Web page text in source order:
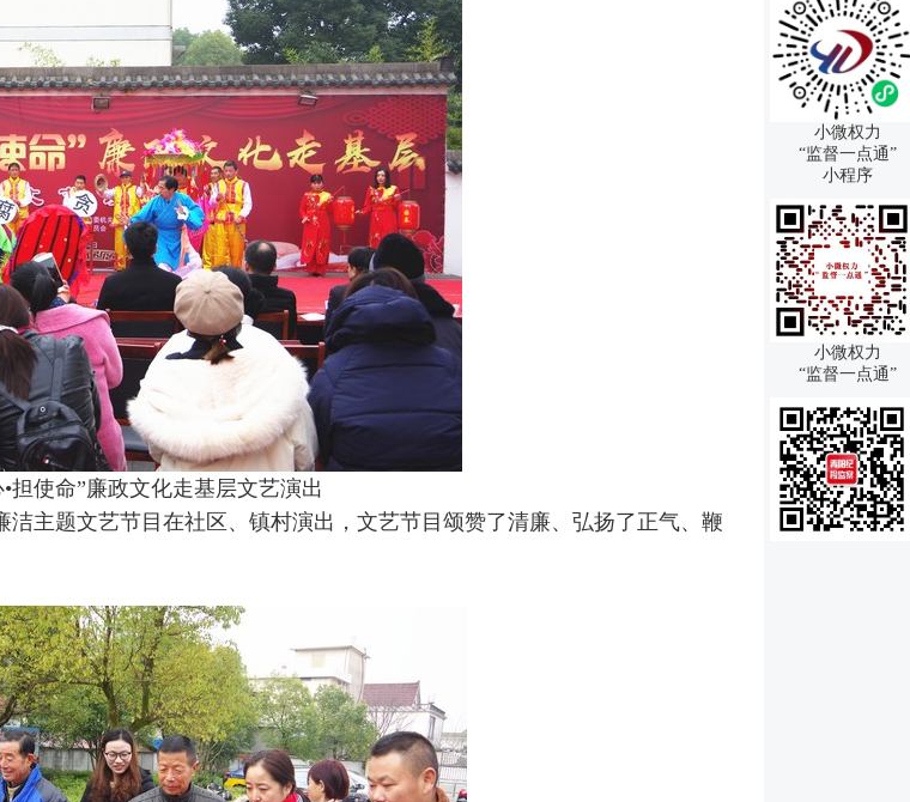
担使命”廉政文化走基层文艺演出
洁主题文艺节目在社区、镇村演出，文艺节目颂赞了清廉、弘扬了正气、鞭
小微权力
“监督一点通”
小程序
小微权力
“监督一点通”